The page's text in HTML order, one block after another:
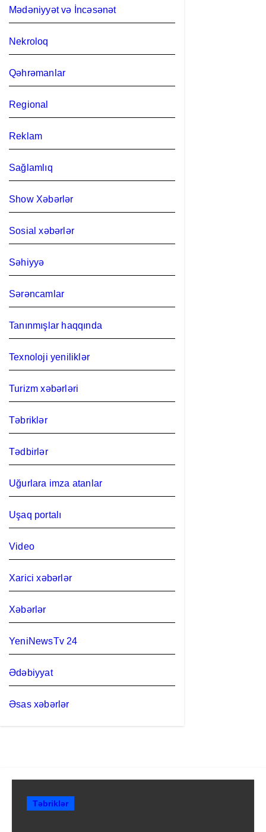
Mədəniyyət və İncəsənət
Nekroloq
Qəhrəmanlar
Regional
Reklam
Sağlamlıq
Show Xəbərlər
Sosial xəbərlər
Səhiyyə
Sərəncamlar
Tanınmışlar haqqında
Texnoloji yeniliklər
Turizm xəbərləri
Təbriklər
Tədbirlər
Uğurlara imza atanlar
Uşaq portalı
Video
Xarici xəbərlər
Xəbərlər
YeniNewsTv 24
Ədəbiyyat
Əsas xəbərlər
Təbriklər